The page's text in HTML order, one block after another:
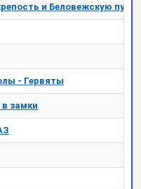
и Беловежскую пущу
- Гервяты
замки